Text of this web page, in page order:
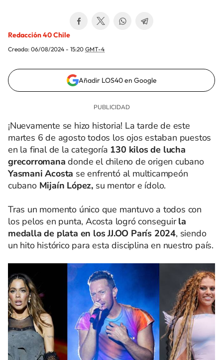
Redacción 40 Chile
Creada: 06/08/2024 - 15:20 GMT-4
Añadir LOS40 en Google
¡Nuevamente se hizo historia! La tarde de este
martes 6 de agosto todos los ojos estaban puestos
en la final de la categoría 130 kilos de lucha
grecorromana donde el chileno de origen cubano
Yasmani Acosta se enfrentó al multicampeón
cubano Mijaín López, su mentor e ídolo.
Tras un momento único que mantuvo a todos con
los pelos en punta, Acosta logró conseguirla
medalla de plata en los JJ.OO París 2024, siendo
un hito histórico para esta disciplina en nuestro país.